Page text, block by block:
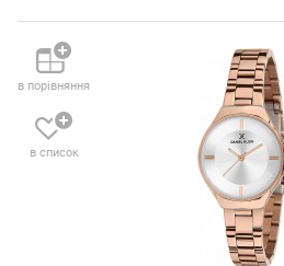
в порівняння
в список